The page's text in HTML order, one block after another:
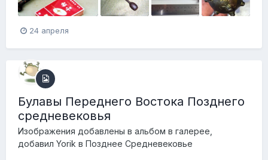
24 апреля
Булавы Переднего Востока Позднего
средневековья
Изображения добавлены в альбом в галерее,
добавил Yorik в Позднее Средневековье